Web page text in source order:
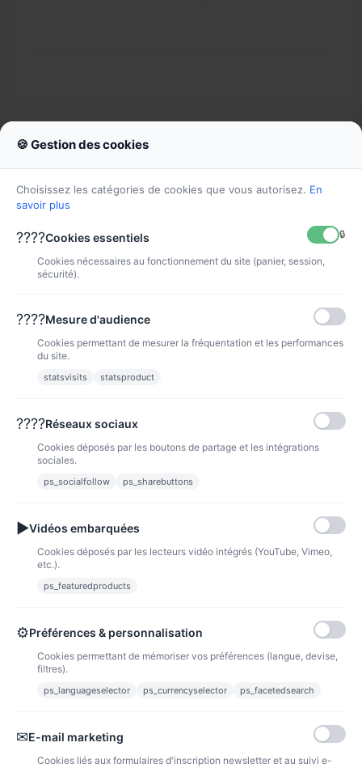
Tête d'impression C1Q10A HP...
244,90 €
VOIR
Produit(s) 1 à 9 sur 9 produit(s)
1
NOUVEAUX PRODUITS
🍪 Gestion des cookies
Choisissez les catégories de cookies que vous autorisez. En
savoir plus
????Cookies essentiels 🔒
Cookies nécessaires au fonctionnement du site (panier, session,
sécurité).
????Mesure d'audience
Cookies permettant de mesurer la fréquentation et les performances
du site.
statsvisits statsproduct
????Réseaux sociaux
Cookies déposés par les boutons de partage et les intégrations
sociales.
ps_socialfollow ps_sharebuttons
▶Vidéos embarquées
Cookies déposés par les lecteurs vidéo intégrés (YouTube, Vimeo,
etc.).
ps_featuredproducts
⚙Préférences & personnalisation
Cookies permettant de mémoriser vos préférences (langue, devise,
filtres).
ps_languageselector ps_currencyselector ps_facetedsearch
✉E-mail marketing
Cookies liés aux formulaires d'inscription newsletter et au suivi e-